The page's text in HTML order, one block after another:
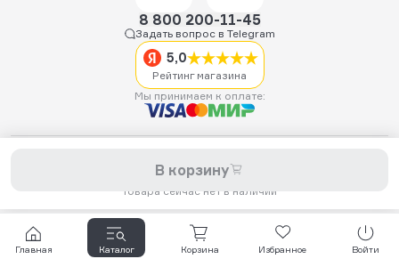
В корзину
Товара сейчас нет в наличии
8 800 200-11-45
Задать вопрос в Telegram
5,0
Рейтинг магазина
Мы принимаем к оплате:
самокатов, запчастей для самокатов, аксессуаров, экипировки,
одежды и обуви.
Главная Каталог Корзина Избранное Войти